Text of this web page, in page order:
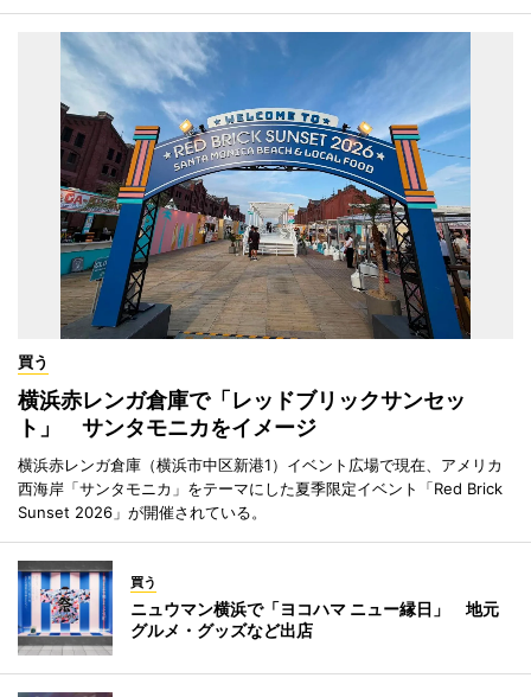
買う
横浜赤レンガ倉庫で「レッドブリックサンセッ
ト」 サンタモニカをイメージ
横浜赤レンガ倉庫（横浜市中区新港1）イベント広場で現在、アメリカ
西海岸「サンタモニカ」をテーマにした夏季限定イベント「Red Brick
Sunset 2026」が開催されている。
買う
ニュウマン横浜で「ヨコハマ ニュー縁日」 地元
グルメ・グッズなど出店